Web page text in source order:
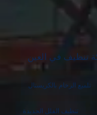
تنظيف في العين
تلميع الرخام بالكريستال
تنظيف الفلل الجديدة